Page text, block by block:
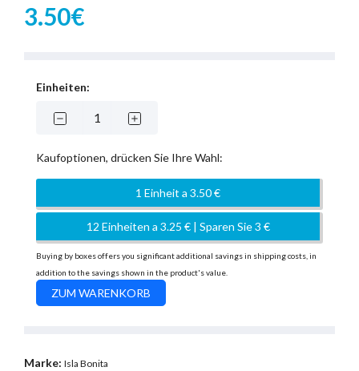
3.50€
Einheiten:
Kaufoptionen, drücken Sie Ihre Wahl:
1 Einheit a 3.50 €
12 Einheiten a 3.25 € | Sparen Sie 3 €
Buying by boxes offers you significant additional savings in shipping costs, in
addition to the savings shown in the product's value.
Marke: Isla Bonita